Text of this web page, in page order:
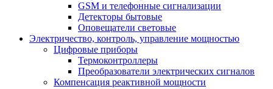
GSM и телефонные сигнализации
Детекторы бытовые
Оповещатели световые
Электричество, контроль, управление мощностью
Цифровые приборы
Термоконтроллеры
Преобразователи электрических сигналов
Компенсация реактивной мощности